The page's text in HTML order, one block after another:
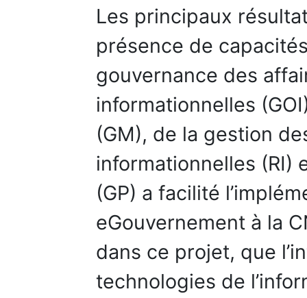
Les principaux
présence de
gouvernance des
informationnelles
(GM), de la gestion
informationnelles (RI)
(GP) a facilité
eGouvernement à la
dans ce projet, que
technologies de